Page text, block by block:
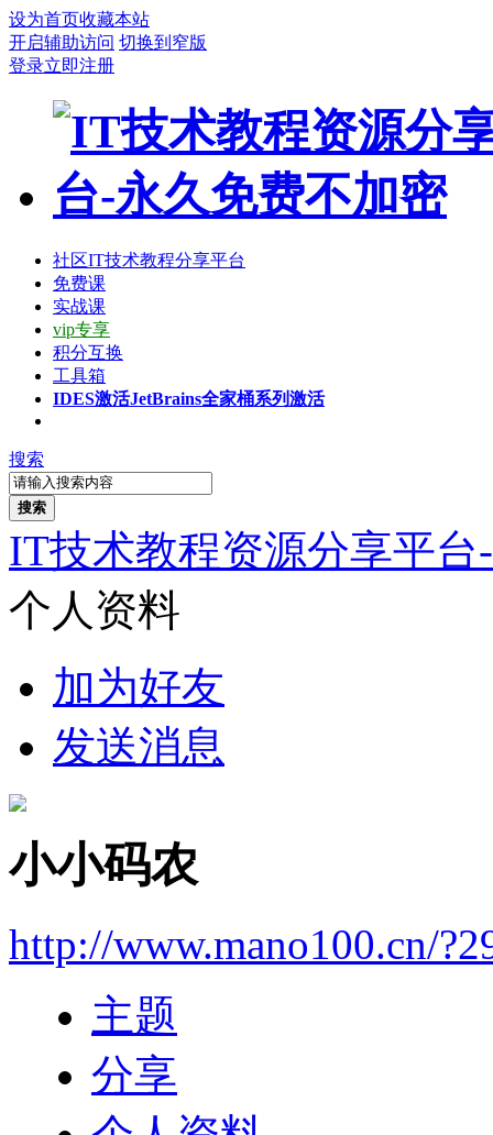
设为首页收藏本站
开启辅助访问 切换到窄版
登录立即注册
社区IT技术教程分享平台
免费课
实战课
vip专享
积分互换
工具箱
IDES激活JetBrains全家桶系列激活
搜索
搜索
IT技术教程资源分享平
个人资料
加为好友
发送消息
小小码农
http://www.mano100.cn/
主题
分享